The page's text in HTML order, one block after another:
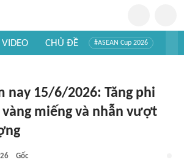
VIDEO CHỦ ĐỀ #ASEAN Cup 2026
nay 15/6/2026: Tăng phi
miếng và nhẫn vượt
Gốc